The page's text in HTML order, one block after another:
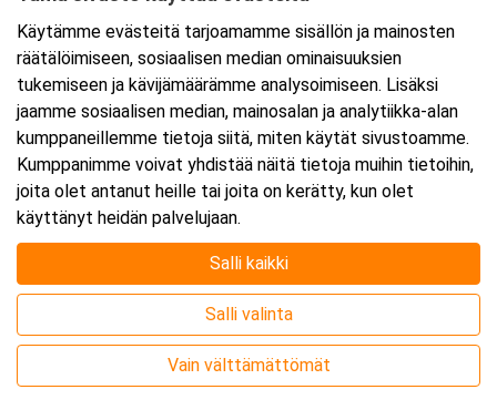
Alkaa:12.11.2026 08:30
Päättyy:13.11.2026 15:30
Lisää tapahtuma kalenteriisi
Webinaari
Käytämme evästeitä tarjoamamme sisällön ja mainosten
räätälöimiseen, sosiaalisen median ominaisuuksien
tukemiseen ja kävijämäärämme analysoimiseen. Lisäksi
jaamme sosiaalisen median, mainosalan ja analytiikka-alan
kumppaneillemme tietoja siitä, miten käytät sivustoamme.
Kumppanimme voivat yhdistää näitä tietoja muihin tietoihin,
joita olet antanut heille tai joita on kerätty, kun olet
käyttänyt heidän palvelujaan.
Salli kaikki
Salli valinta
Vain välttämättömät